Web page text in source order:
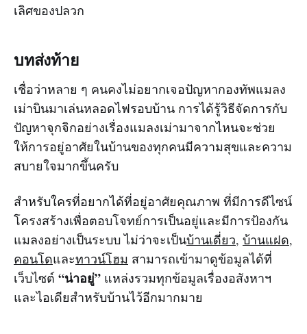
เลิศของปลวก
บทส่งท้าย
เชื่อว่าหลาย ๆ คนคงไม่อยากเจอปัญหากองทัพแมลง
เม่าบินมาเล่นหลอดไฟรอบบ้าน การได้รู้วิธีจัดการกับ
ปัญหาจุกจิกอย่างเรื่องแมลงเม่ามาจากไหนจะช่วย
ให้การอยู่อาศัยในบ้านของทุกคนมีความสุขและความ
สบายใจมากขึ้นครับ
สำหรับใครที่อยากได้ที่อยู่อาศัยคุณภาพ ที่มีการดีไซน์
โครงสร้างเพื่อตอบโจทย์การเป็นอยู่และมีการป้องกัน
แมลงอย่างเป็นระบบ ไม่ว่าจะเป็นบ้านเดี่ยว, บ้านแฝด,
คอนโดและทาวน์โฮม สามารถเข้ามาดูข้อมูลได้ที่
เว็บไซต์ “น่าอยู่” แหล่งรวมทุกข้อมูลเรื่องอสังหาฯ
และไอเดียสำหรับบ้านไว้อีกมากมาย